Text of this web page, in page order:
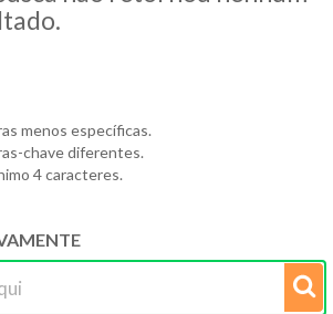
menos específicas.
chave diferentes.
4 caracteres.